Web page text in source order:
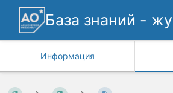
База знаний -
Информация